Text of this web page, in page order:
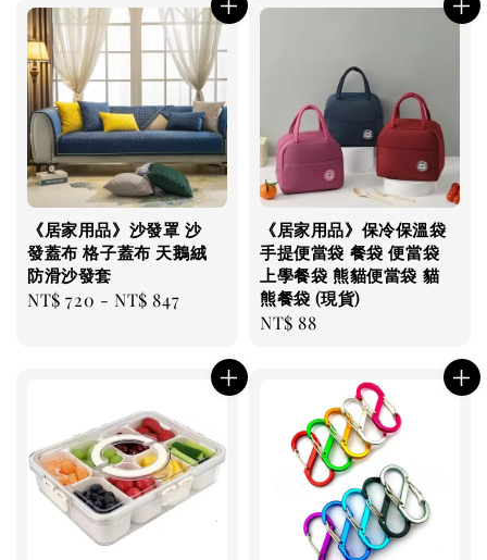
《居家用品》沙發罩 沙
發蓋布 格子蓋布 天鵝絨
防滑沙發套
Regular
NT$ 720 -NT$ 847
《居家用品》保冷保溫袋
手提便當袋 餐袋 便當袋
上學餐袋 熊貓便當袋 貓
熊餐袋 (現貨)
Regular
NT$ 88